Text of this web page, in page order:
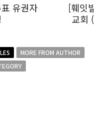
유권자
[훼잇
교회
MORE FROM AUTHOR